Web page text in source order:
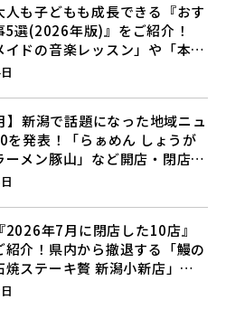
人も子どもも成長できる『おす
5選(2026年版)』をご紹介！
イドの音楽レッスン」や「本格
グ」で新しい自分を見つけよ
】新潟で話題になった地域ニュ
を発表！「らぁめん しょうが
ーメン豚山」など開店・閉店の
ンキングでご紹介♪
2026年7月に閉店した10店』
紹介！県内から撤退する「鰻の
焼ステーキ贅 新潟小新店」が